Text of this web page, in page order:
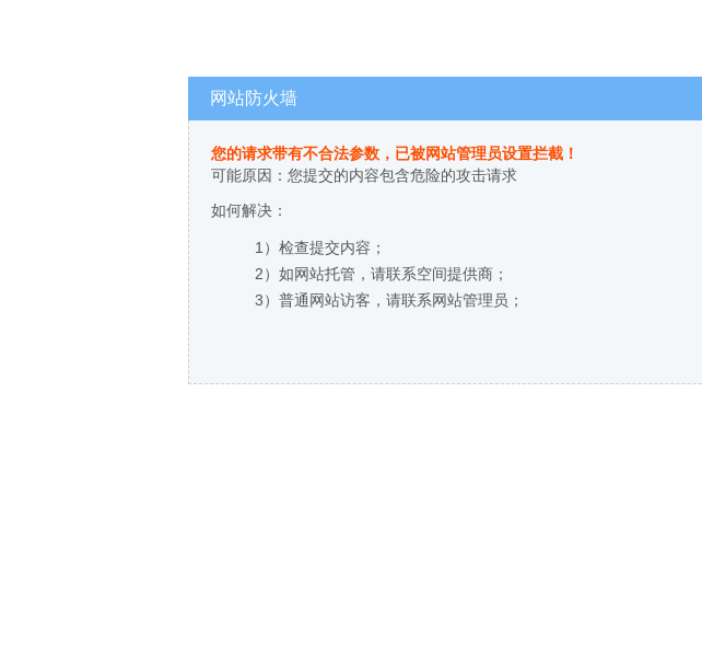
网站防火墙
您的请求带有不合法参数，已被网站管理员设置拦截！
可能原因：您提交的内容包含危险的攻击请求
如何解决：
1）检查提交内容；
2）如网站托管，请联系空间提供商；
3）普通网站访客，请联系网站管理员；